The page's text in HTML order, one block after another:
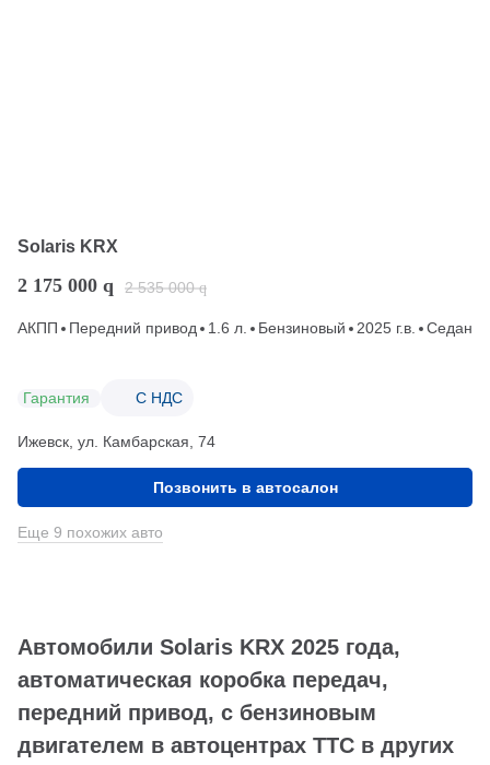
Solaris KRX
2 175 000 q 2 535 000 q
АКПП Передний привод 1.6 л. Бензиновый 2025 г.в. Седан
Гарантия С НДС
Ижевск, ул. Камбарская, 74
Позвонить в автосалон
Еще 9 похожих авто
Автомобили Solaris KRX 2025 года,
автоматическая коробка передач,
передний привод, с бензиновым
двигателем в автоцентрах ТТС в других